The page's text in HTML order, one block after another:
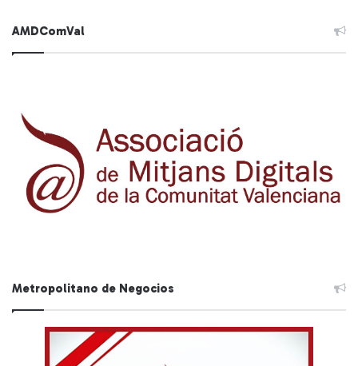
AMDComVal
Metropolitano de Negocios